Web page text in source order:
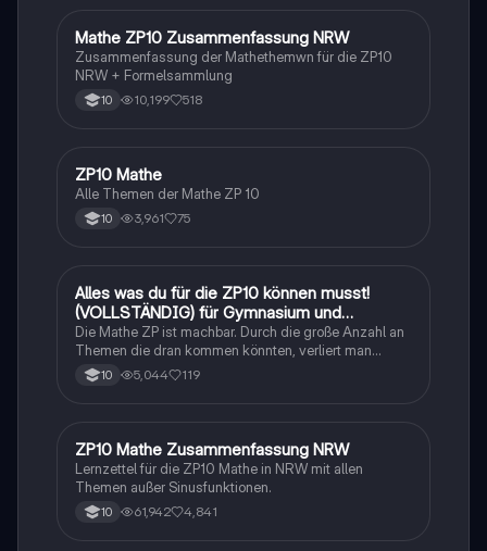
Mathe
Mathe ZP10 Zusammenfassung NRW
Zusammenfassung der Mathethemwn für die ZP10
NRW + Formelsammlung
10 10,199 518
Mathe
ZP10 Mathe
Alle Themen der Mathe ZP 10
10 3,961 75
Mathe
Alles was du für die ZP10 können musst!
(VOLLSTÄNDIG) für Gymnasium und
Realschule
Die Mathe ZP ist machbar. Durch die große Anzahl an
Themen die dran kommen könnten, verliert man
schnell den Überblick. Also habe ich von den kleinsten
Themen bis hin zu den größten alles
10 5,044 119
Mathe
ZP10 Mathe Zusammenfassung NRW
Lernzettel für die ZP10 Mathe in NRW mit allen
Themen außer Sinusfunktionen.
10 61,942 4,841